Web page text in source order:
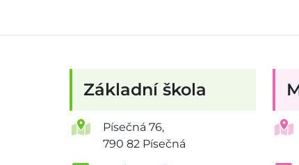
Základní škola
Písečná 76,
790 82 Písečná